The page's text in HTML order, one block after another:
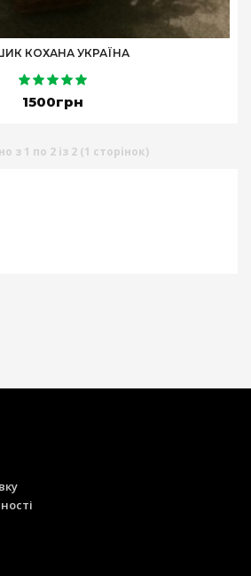
КОХАНА УКРАЇНА
1500грн
з 1 по 2 із 2 (1 сторінок)